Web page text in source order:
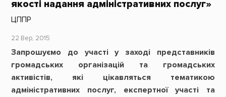
якості надання адміністративних послуг»
ЦППР
22 Вер, 2015
Запрошуємо до участі у заході представників
громадських організацій
та громадських
активістів, які цікавляться тематикою
адміністративних послуг, експертної участі та